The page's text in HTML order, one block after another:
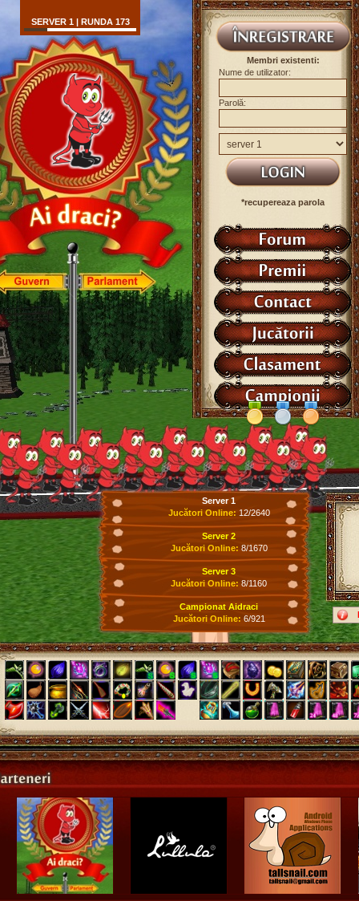
SERVER 1 | RUNDA 173
Membri existenti:
Nume de utilizator:
Parolă:
*recupereaza parola
Server 1
Jucători Online: 12/2640
Server 2
Jucători Online: 8/1670
Server 3
Jucători Online: 8/1160
Campionat Aidraci
Jucători Online: 6/921